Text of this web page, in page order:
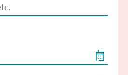
wenn mindestens 2 Zeichen